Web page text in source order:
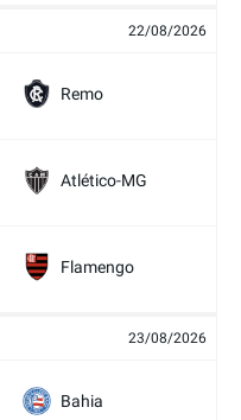
22/08/2026
Remo
Atlético-MG
Flamengo
23/08/2026
Bahia